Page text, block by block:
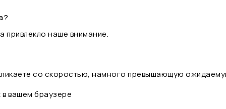
привлекло наше внимание.
со скоростью, намного превышающую
вашем браузере